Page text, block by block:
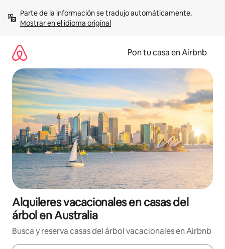
contenidoMostrar en el idioma original
Pon tu casa en Airbnb
Alquileres vacacionales en casas del
árbol en Australia
Busca y reserva casas del árbol vacacionales en Airbnb